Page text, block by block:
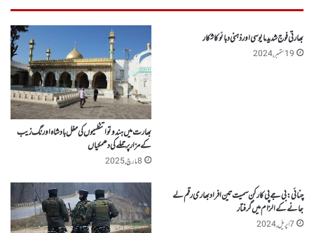
بھارتی فوج شدید مایوسی اور ذہنی دبائو کا شکار
19 ستمبر, 2024
بھارت میں ہندوتوا تنظیموں کی مغل بادشاہ اورنگ زیب
کے مزارپر حملے کی دھمکیاں
8 مارچ, 2025
چنائی: بی جے پی کارکن سمیت تین افراد بھاری رقم لے
جانے کے الزام میں گرفتار
7 اپریل, 2024